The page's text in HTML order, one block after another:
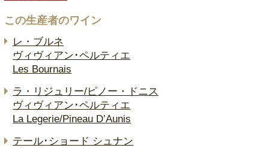
この生産者のワイン
レ・ブルネ
ヴィヴィアン･ペルティエ
Les Bournais
ラ・リジュリー/ピノー・ドニス
ヴィヴィアン･ペルティエ
La Legerie/Pineau D’Aunis
テール･ショード シュナン